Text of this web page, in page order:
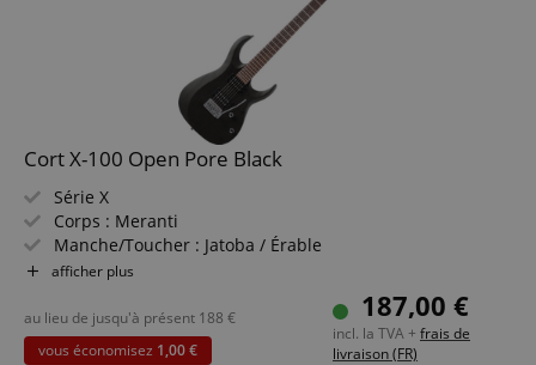
Cort X-100 Open Pore Black
Série X
Corps : Meranti
Manche/Toucher : Jatoba / Érable
Micros : 2x Powersound Humbucker (HH)
afficher plus
187,00 €
incl. la TVA + frais de
livraison (FR)
au lieu de jusqu'à présent 188 €
vous économisez 1,00 €